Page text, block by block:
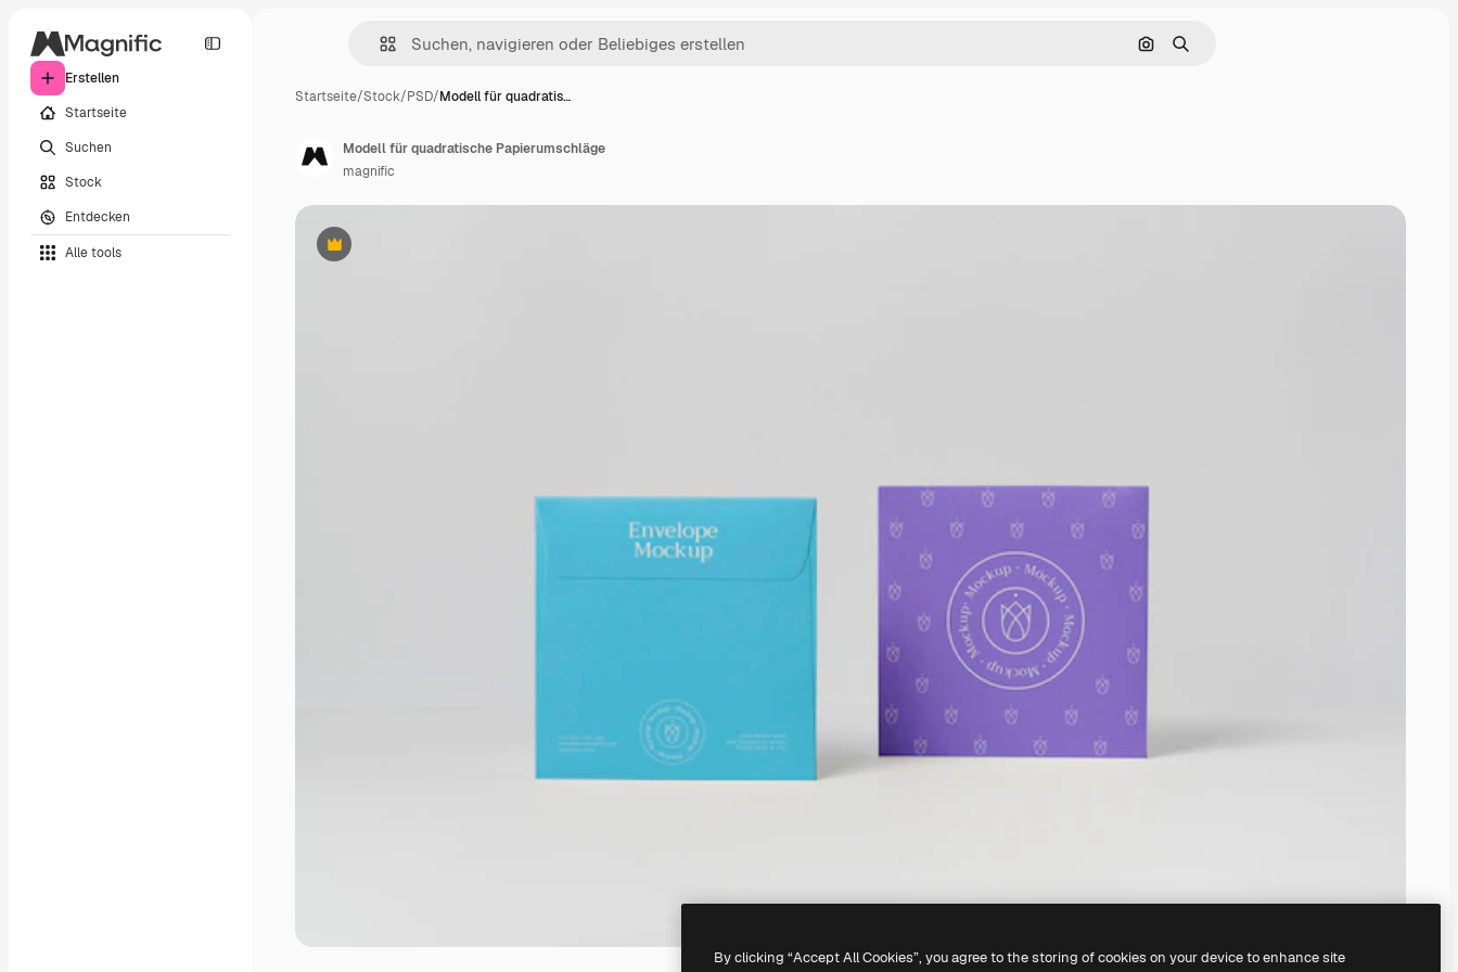
Erstellen
Startseite
Suchen
Stock
Entdecken
Alle tools
Nach Bild suchen
Suchen
Startseite/Stock/PSD/Modell für quadratis…
Premium
Modell für quadratische Papierumschläge
magnific
By clicking “Accept All Cookies”, you agree to the storing of cookies on your device to enhance site